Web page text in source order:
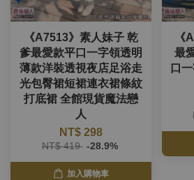
《A7513》素人妹子 乾
爹最愛款平口一字領透明
薄款洋裝透視夜店足浴走
光包臀裙短裙連衣裙條紋
打底裙 全館現貨魔法戀
人
NT$ 298
NT$ 419 -28.9%
加入購物車
《
最
口